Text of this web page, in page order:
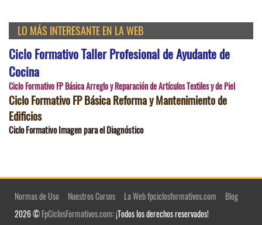
LO MÁS INTERESANTE EN LA WEB
Ciclo Formativo Taller Profesional de Ayudante de
Cocina
Ciclo Formativo FP Básica Arreglo y Reparación de Artículos Textiles y de Piel
Ciclo Formativo FP Básica Reforma y Mantenimiento de
Edificios
Ciclo Formativo Imagen para el Diagnóstico
Normas de Uso Nuestros Cursos La Web fpciclosformativos.com
Blog
2026 ©FpCiclosFormativos.com: ¡Todos los derechos reservados!